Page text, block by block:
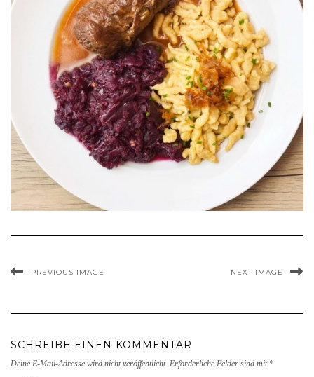
PREVIOUS IMAGE NEXT IMAGE
SCHREIBE EINEN KOMMENTAR
Deine E-Mail-Adresse wird nicht veröffentlicht. Erforderliche Felder sind mit *